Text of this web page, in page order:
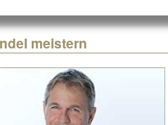
meistern